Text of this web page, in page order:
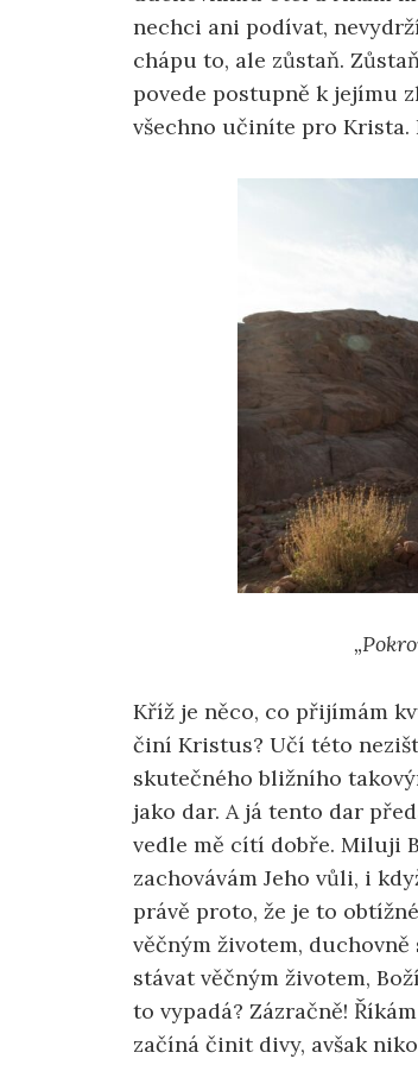
nechci ani podívat,
chápu to, ale zůstaň.
povede postupně k jejímu
všechno učiníte pro Krista.
Kříž je něco, co přijímám
činí Kristus? Učí této
skutečného bližního
jako dar. A já tento dar
vedle mě cítí dobře. Miluji
zachovávám Jeho vůli, i
právě proto, že je to
věčným životem,
stávat věčným životem,
to vypadá? Zázračně!
začíná činit divy, avšak